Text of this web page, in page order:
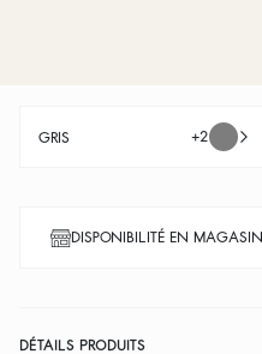
GRIS +2
DISPONIBILITÉ EN MAGASIN
DÉTAILS PRODUITS